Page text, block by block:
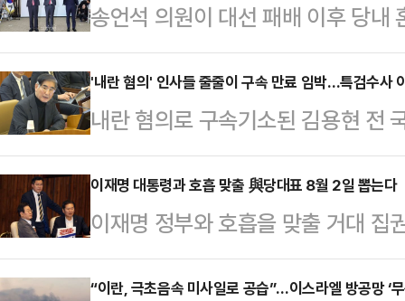
송언석 의원이 대선 패배 이후 당내
자리에 선출됐다. 경북 김천 3선으
분류되지만, 윤석열 전 대통령을 비
보일 것이란 관측이 나온다.국민의
선출하기 위한 의원총회를 소집했
경기 동두천양주연천을) 의원과 송
막판 출사표를 던진 이헌승(4선·부
이 한 차…
'내란 혐의' 인사들 줄줄이 구속 만료 임박…특검수
내란 혐의로 구속기소된 김용현 전
에서 재판받게 됐다. 김 전 장관 외
박한 가운데 법조계에선 재판이 오
예정되어 있었다며 만기가 임박한
직권 보석을 한 것이라고 분석했다.
이재명 대통령과 호흡 맞출 與당대표 8월 2일 뽑는다
이재명 정부와 호흡을 맞출 거대 집
8월 2일 선출된다. 4선 정청래 의
의 박찬대 의원(인천 연수갑)은 이
“이란, 극초음속 미사일로 공습”…이스라엘 방공망 ‘